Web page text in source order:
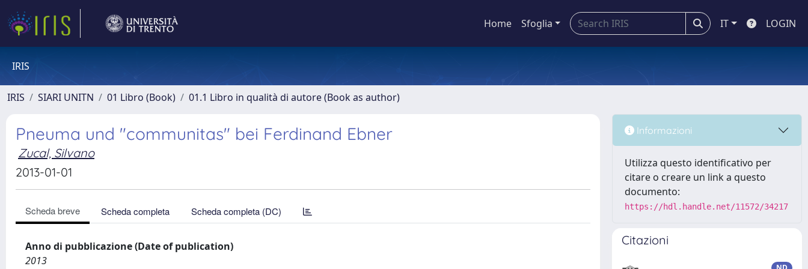
Home Sfoglia IT LOGIN
IRIS
IRIS SIARI UNITN 01 Libro (Book) 01.1 Libro in qualità di autore (Book as author)
Pneuma und "communitas" bei Ferdinand Ebner
Zucal, Silvano
2013-01-01
Scheda breve Scheda completa Scheda completa (DC)
Anno di pubblicazione (Date of publication)
2013
Informazioni
Utilizza questo identificativo per
citare o creare un link a questo
documento:
https://hdl.handle.net/11572/34217
Citazioni